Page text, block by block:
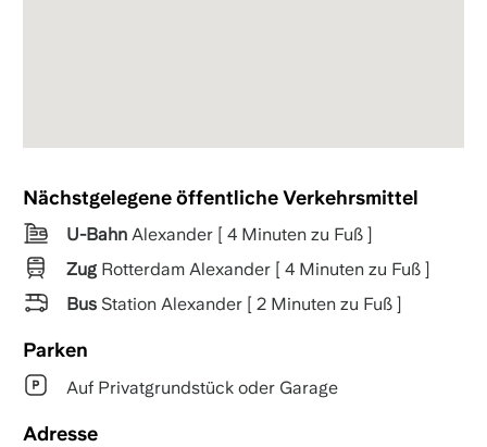
Nächstgelegene öffentliche Verkehrsmittel
U-BahnAlexander [ 4 Minuten zu Fuß ]
ZugRotterdam Alexander [ 4 Minuten zu Fuß ]
BusStation Alexander [ 2 Minuten zu Fuß ]
Parken
Auf Privatgrundstück oder Garage
Adresse